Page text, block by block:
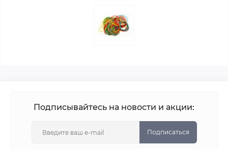
Подписывайтесь на новости и акции:
Подписаться